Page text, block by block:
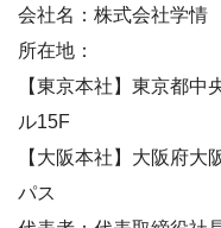
会社名：株式会社学情
所在地：
【東京本社】東京都
ル15F
【大阪本社】大阪府
パス